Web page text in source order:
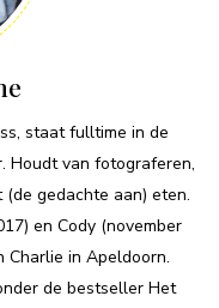
staat fulltime in de
Houdt van fotograferen,
gedachte aan) eten.
en Cody (november
Charlie in Apeldoorn.
de bestseller Het